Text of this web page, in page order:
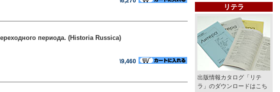
периода. (Historia Russica)
\9,460
リテラ
出版情報カタログ「リテ
ラ」のダウンロードはこち